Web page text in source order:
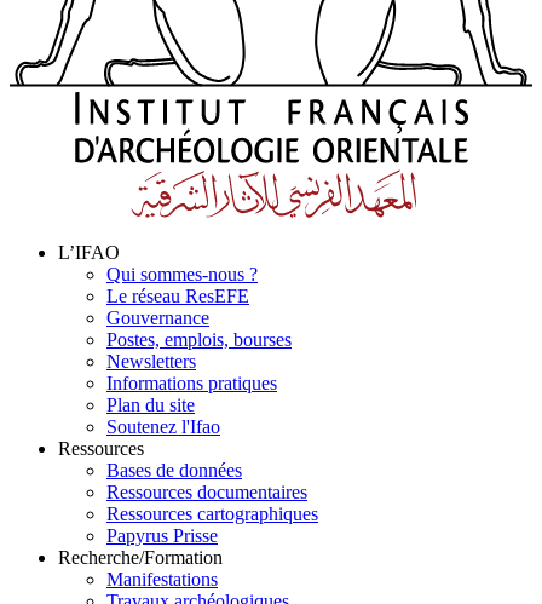
L’IFAO
Qui sommes-nous ?
Le réseau ResEFE
Gouvernance
Postes, emplois, bourses
Newsletters
Informations pratiques
Plan du site
Soutenez l'Ifao
Ressources
Bases de données
Ressources documentaires
Ressources cartographiques
Papyrus Prisse
Recherche/Formation
Manifestations